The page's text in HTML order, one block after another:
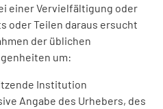
einer Vervielfältigung oder
oder Teilen daraus ersucht
der üblichen
um:
Institution
Angabe des Urhebers, des